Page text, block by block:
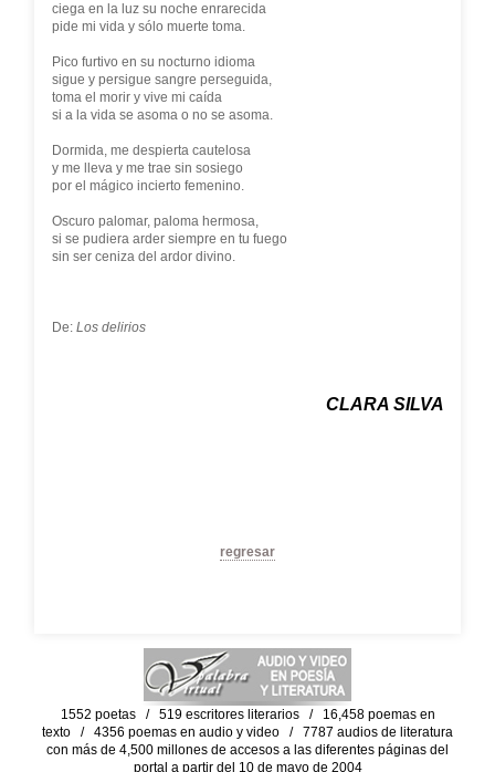
ciega en la luz su noche enrarecida
pide mi vida y sólo muerte toma.
Pico furtivo en su nocturno idioma
sigue y persigue sangre perseguida,
toma el morir y vive mi caída
si a la vida se asoma o no se asoma.
Dormida, me despierta cautelosa
y me lleva y me trae sin sosiego
por el mágico incierto femenino.
Oscuro palomar, paloma hermosa,
si se pudiera arder siempre en tu fuego
sin ser ceniza del ardor divino.
De: Los delirios
CLARA SILVA
regresar
1552 poetas / 519 escritores literarios / 16,458 poemas en
texto / 4356 poemas en audio y video / 7787 audios de literatura
con más de 4,500 millones de accesos a las diferentes páginas del
portal a partir del 10 de mayo de 2004